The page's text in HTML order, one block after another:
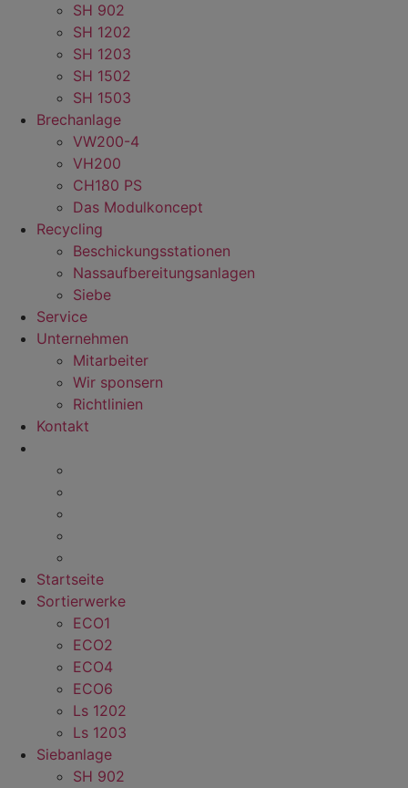
SH 902
SH 1202
SH 1203
SH 1502
SH 1503
Brechanlage
VW200-4
VH200
CH180 PS
Das Modulkoncept
Recycling
Beschickungsstationen
Nassaufbereitungsanlagen
Siebe
Service
Unternehmen
Mitarbeiter
Wir sponsern
Richtlinien
Kontakt
Startseite
Sortierwerke
ECO1
ECO2
ECO4
ECO6
Ls 1202
Ls 1203
Siebanlage
SH 902